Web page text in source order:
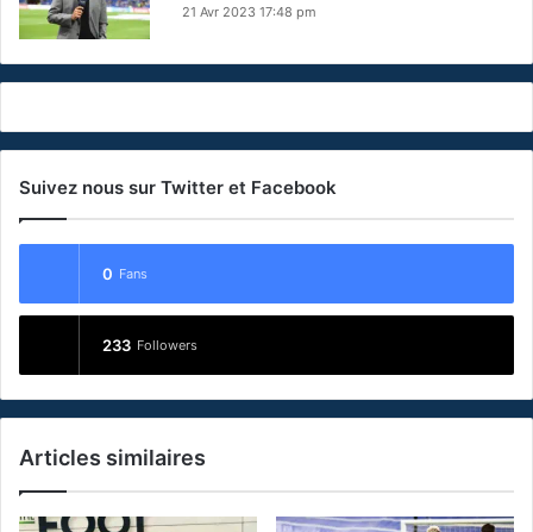
21 Avr 2023 17:48 pm
Suivez nous sur Twitter et Facebook
0 Fans
233 Followers
Articles similaires